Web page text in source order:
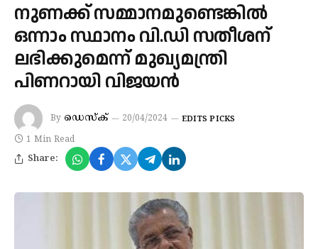
നുണക്ക് സമ്മാനമുണ്ടെങ്കില്‍
ഒന്നാം സ്ഥാനം വി.ഡി സതീശന്
ലഭിക്കുമെന്ന് മുഖ്യമന്ത്രി
പിണറായി വിജയന്‍
By ഡെസ്‌ക് 20/04/2024 EDITS PICKS
1 Min Read
Share: